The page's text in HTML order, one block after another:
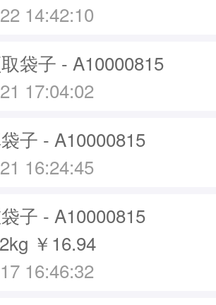
14:42:10
袋子 - A10000815
17:04:02
子 - A10000815
16:24:45
子 - A10000815
￥16.94
16:46:32